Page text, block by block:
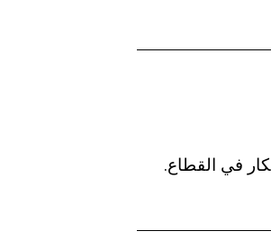
في القطاع.